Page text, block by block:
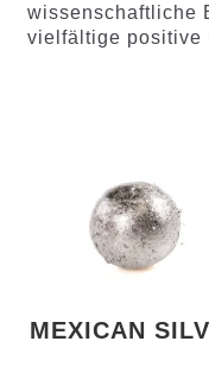
wissenschaftliche
vielfältige positive
MEXICAN